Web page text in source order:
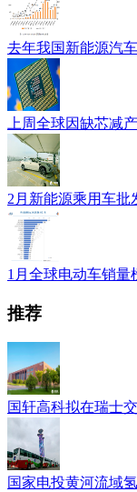
去年我国新能源汽
上周全球因缺芯减
2月新能源乘用车批
1月全球电动车销量
推荐
国轩高科拟在瑞士
国家电投黄河流域